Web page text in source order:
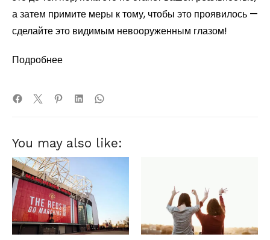
а затем примите меры к тому, чтобы это проявилось —
сделайте это видимым невооруженным глазом!
Подробнее
You may also like: